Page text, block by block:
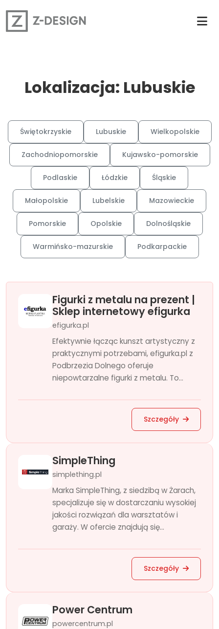
Lokalizacja: Lubuskie
Świętokrzyskie Lubuskie Wielkopolskie
Zachodniopomorskie Kujawsko-pomorskie
Podlaskie Łódzkie Śląskie
Małopolskie Lubelskie Mazowieckie
Pomorskie Opolskie Dolnośląskie
Warmińsko-mazurskie Podkarpackie
Figurki z metalu na prezent |
Sklep internetowy efigurka
efigurka.pl
Efektywnie łącząc kunszt artystyczny z
praktycznymi potrzebami, efigurka.pl z
Podbrzezia Dolnego oferuje
niepowtarzalne figurki z metalu. To...
Szczegóły
SimpleThing
simplething.pl
Marka SimpleThing, z siedzibą w Żarach,
specjalizuje się w dostarczaniu wysokiej
jakości rozwiązań dla warsztatów i
garaży. W ofercie znajdują się...
Szczegóły
Power Centrum
powercentrum.pl